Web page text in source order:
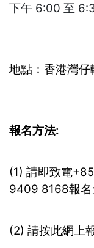
下午 6:00 至
地點：香港灣
報名方法:
(1) 請即致電
9409 8168報名
(2) 請按此網上